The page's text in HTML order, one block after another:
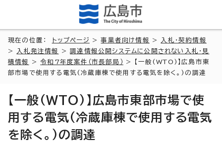
現在の位置： トップページ >事業者向け情報 >
入札・契約情報
>
入札発注情報 >調達情報公開システムに公開されない入札・見
積情報
>令和7年度案件（市長部局）
> 【一般(WTO)】広島市東
部市場で使用する電気(冷蔵庫棟で使用する電気を除く。)の調達
【一般(WTO)】広島市東部市場で使
用する電気(冷蔵庫棟で使用する電気
を除く。)の調達